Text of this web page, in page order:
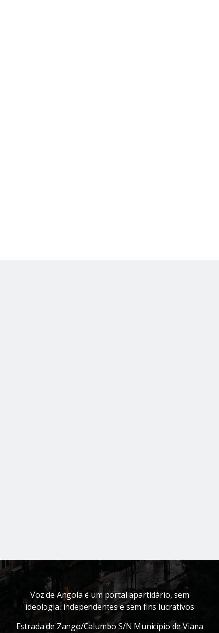
Voz de Angola é um portal apartidário, sem
ideologia, independentes e sem fins lucrativos
Estrada de Zango/Calumbo S/N Município de Viana